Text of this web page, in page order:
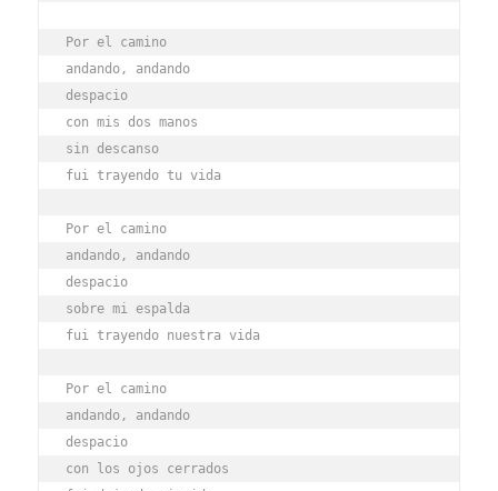
Por el camino
andando, andando
despacio
con mis dos manos
sin descanso
fui trayendo tu vida
Por el camino
andando, andando
despacio
sobre mi espalda
fui trayendo nuestra vida
Por el camino
andando, andando
despacio
con los ojos cerrados